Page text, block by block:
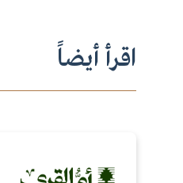
اقرأ أيضاً